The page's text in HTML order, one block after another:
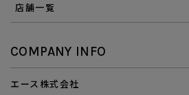
店舗一覧
COMPANY INFO
エース株式会社